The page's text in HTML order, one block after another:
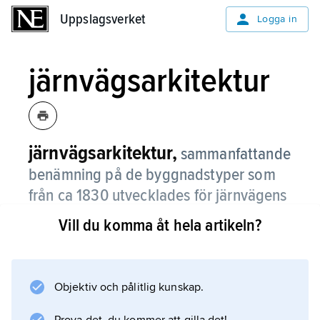
Uppslagsverket Logga in
järnvägsarkitektur
järnvägsarkitektur, sammanfattande
benämning på de byggnadstyper som
från ca 1830 utvecklades för järnvägens
behov.
sig på en ny teknik måste åtskilliga typer
Vill du komma åt hela artikeln?
Objektiv och pålitlig kunskap.